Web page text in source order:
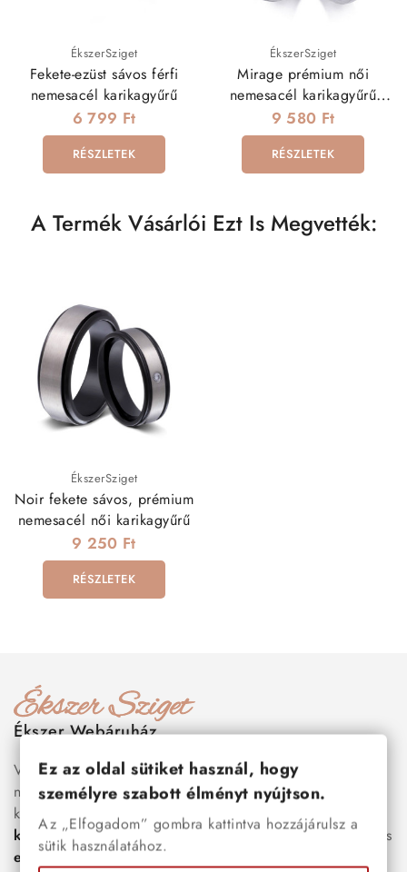
ÉkszerSziget
Fekete-ezüst sávos férfi
nemesacél karikagyűrű
6 799 Ft
RÉSZLETEK
ÉkszerSziget
Mirage prémium női
nemesacél karikagyűrű
kristályos sávval
9 580 Ft
RÉSZLETEK
A Termék Vásárlói Ezt Is Megvették:
ÉkszerSziget
Noir fekete sávos, prémium
nemesacél női karikagyűrű
9 250 Ft
RÉSZLETEK
Ékszer Webáruház
Válogass több száz prémium minőségű, stílusos és tartós
nemesacél ékszer és orvosi fém ékszer közül, amelyek
között megtalálhatók a legnépszerűbb darabok is:
karkötők, nőinyakláncok,karikagyűrűk,fülbevalók
és
esküvői kiegészítőkegyaránt. Webáruházunkban a
Ez az oldal sütiket használ, hogy
személyre szabott élményt nyújtson.
Az „Elfogadom” gombra kattintva hozzájárulsz a
sütik használatához.